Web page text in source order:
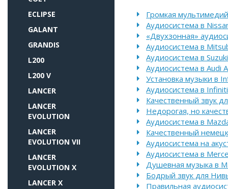
ECLIPSE
GALANT
GRANDIS
L200
L200 V
LANCER
LANCER
EVOLUTION
LANCER
EVOLUTION VII
LANCER
EVOLUTION X
LANCER X
Громкая
Аудиосистема в
«Двухзонная»
Аудиосистема в
Аудиосистема в
Аудиосистема в Audi
Установка музыки в
Аудиосистема в
Качественный звук
Недорогая, но
Аудиосистема в
Качественный
Аудиосистема на
Аудиосистема в
Душевная музыка в
Бодрый звук для
Правильная